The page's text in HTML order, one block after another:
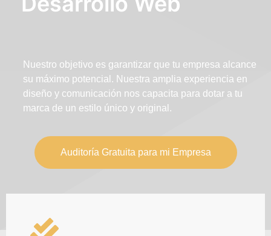
Nuestro objetivo es garantizar que tu empresa alcance
su máximo potencial. Nuestra amplia experiencia en
diseño y comunicación nos capacita para dotar a tu
marca de un estilo único y original.
Auditoría Gratuita para mi Empresa